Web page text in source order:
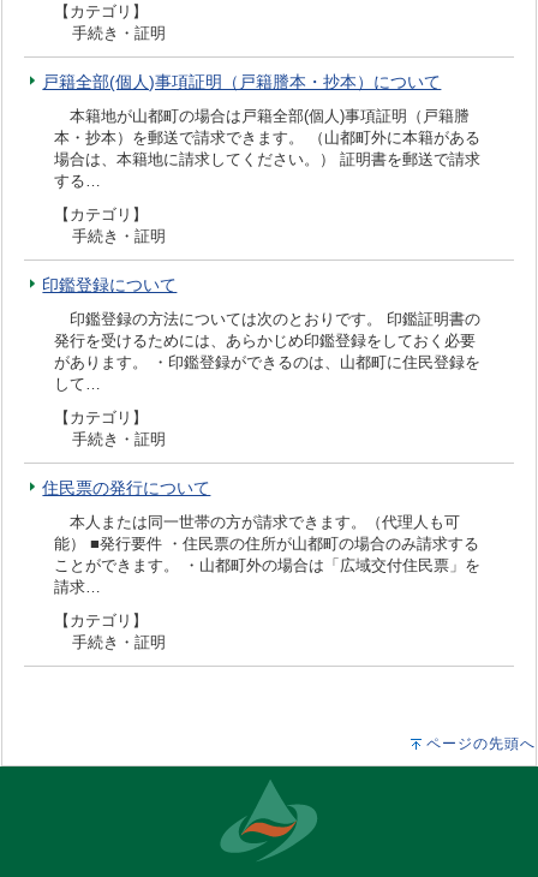
【カテゴリ】
手続き・証明
戸籍全部(個人)事項証明（戸籍謄本・抄本）について
本籍地が山都町の場合は戸籍全部(個人)事項証明（戸籍謄
本・抄本）を郵送で請求できます。 （山都町外に本籍がある
場合は、本籍地に請求してください。） 証明書を郵送で請求
する…
【カテゴリ】
手続き・証明
印鑑登録について
印鑑登録の方法については次のとおりです。 印鑑証明書の
発行を受けるためには、あらかじめ印鑑登録をしておく必要
があります。 ・印鑑登録ができるのは、山都町に住民登録を
して…
【カテゴリ】
手続き・証明
住民票の発行について
本人または同一世帯の方が請求できます。（代理人も可
能） ■発行要件 ・住民票の住所が山都町の場合のみ請求する
ことができます。 ・山都町外の場合は「広域交付住民票」を
請求…
【カテゴリ】
手続き・証明
ページの先頭へ